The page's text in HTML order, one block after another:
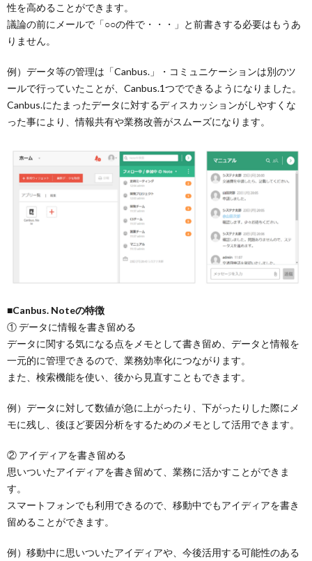
性を高めることができます。
議論の前にメールで「○○の件で・・・」と前書きする必要はもうあ
りません。
例）データ等の管理は「Canbus.」・コミュニケーションは別のツ
ールで行っていたことが、Canbus.1つでできるようになりました。
Canbus.にたまったデータに対するディスカッションがしやすくな
った事により、情報共有や業務改善がスムーズになります。
■Canbus. Noteの特徴
① データに情報を書き留める
データに関する気になる点をメモとして書き留め、データと情報を
一元的に管理できるので、業務効率化につながります。
また、検索機能を使い、後から見直すこともできます。
例）データに対して数値が急に上がったり、下がったりした際にメ
モに残し、後ほど要因分析をするためのメモとして活用できます。
② アイディアを書き留める
思いついたアイディアを書き留めて、業務に活かすことができま
す。
スマートフォンでも利用できるので、移動中でもアイディアを書き
留めることができます。
例）移動中に思いついたアイディアや、今後活用する可能性のある